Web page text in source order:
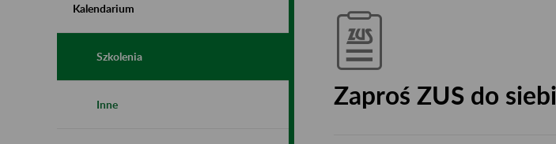
Kalendarium
Szkolenia
Inne Zaproś ZUS do